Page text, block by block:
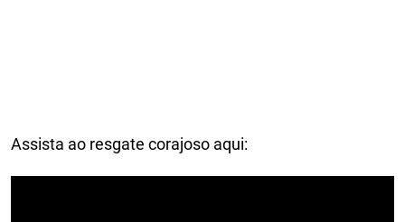
Assista ao resgate corajoso aqui: